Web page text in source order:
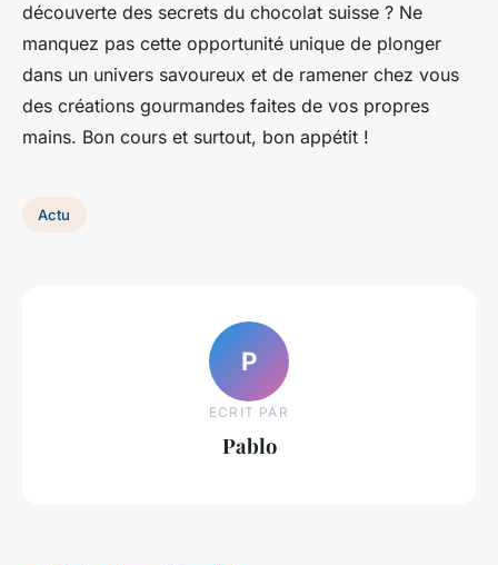
découverte des secrets du chocolat suisse ? Ne
manquez pas cette opportunité unique de plonger
dans un univers savoureux et de ramener chez vous
des créations gourmandes faites de vos propres
mains. Bon cours et surtout, bon appétit !
Actu
P
ECRIT PAR
Pablo